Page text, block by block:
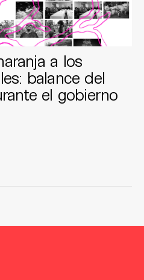
a los
balance del
el gobierno